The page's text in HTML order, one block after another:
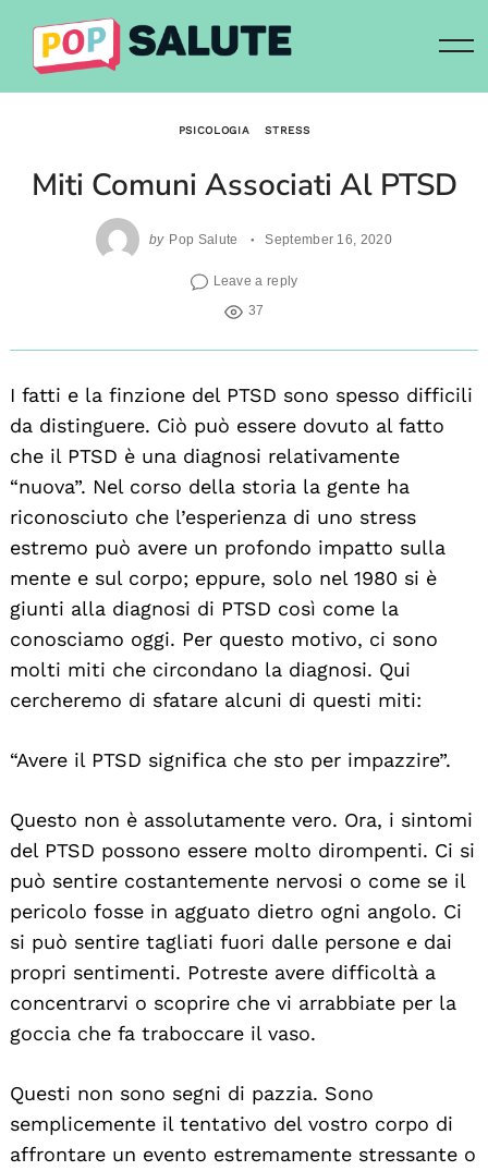
content
PSICOLOGIA STRESS
Miti Comuni Associati Al PTSD
by Pop Salute September 16, 2020
Leave a reply
37
I fatti e la finzione del PTSD sono spesso difficili
da distinguere. Ciò può essere dovuto al fatto
che il PTSD è una diagnosi relativamente
“nuova”. Nel corso della storia la gente ha
riconosciuto che l’esperienza di uno stress
estremo può avere un profondo impatto sulla
mente e sul corpo; eppure, solo nel 1980 si è
giunti alla diagnosi di PTSD così come la
conosciamo oggi. Per questo motivo, ci sono
molti miti che circondano la diagnosi. Qui
cercheremo di sfatare alcuni di questi miti:
“Avere il PTSD significa che sto per impazzire”.
Questo non è assolutamente vero. Ora, i sintomi
del PTSD possono essere molto dirompenti. Ci si
può sentire costantemente nervosi o come se il
pericolo fosse in agguato dietro ogni angolo. Ci
si può sentire tagliati fuori dalle persone e dai
propri sentimenti. Potreste avere difficoltà a
concentrarvi o scoprire che vi arrabbiate per la
goccia che fa traboccare il vaso.
Questi non sono segni di pazzia. Sono
semplicemente il tentativo del vostro corpo di
affrontare un evento estremamente stressante o